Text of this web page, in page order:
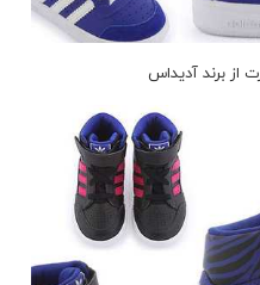
از برند آدیداس